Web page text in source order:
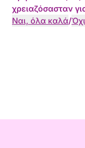
χρειαζόσασταν
Ναι, όλα καλά/